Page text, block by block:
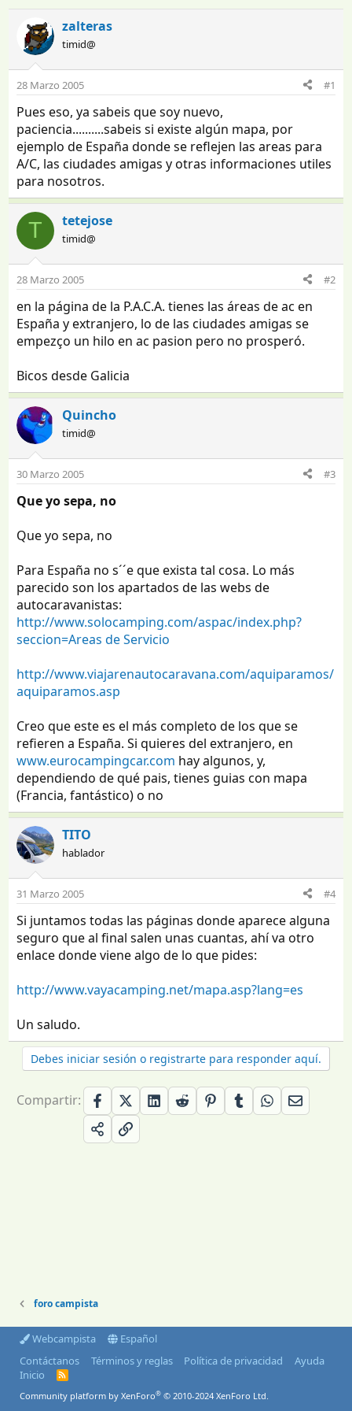
n
i
c
i
a
d
o
r
d
e
l
t
e
m
a
e
c
d
i
n
c
o
zalteras
timid@
28 Marzo 2005 #1
Pues eso, ya sabeis que soy nuevo,
paciencia..........sabeis si existe algún mapa, por
ejemplo de España donde se reflejen las areas para
A/C, las ciudades amigas y otras informaciones utiles
para nosotros.
T tetejose
timid@
28 Marzo 2005 #2
en la página de la P.A.C.A. tienes las áreas de ac en
España y extranjero, lo de las ciudades amigas se
empezço un hilo en ac pasion pero no prosperó.
Bicos desde Galicia
Quincho
timid@
30 Marzo 2005 #3
Que yo sepa, no
Que yo sepa, no
Para España no s´´e que exista tal cosa. Lo más
parecido son los apartados de las webs de
autocaravanistas:
http://www.solocamping.com/aspac/index.php?
seccion=Areas de Servicio
http://www.viajarenautocaravana.com/aquiparamos/
aquiparamos.asp
Creo que este es el más completo de los que se
refieren a España. Si quieres del extranjero, en
www.eurocampingcar.com hay algunos, y,
dependiendo de qué pais, tienes guias con mapa
(Francia, fantástico) o no
TITO
hablador
31 Marzo 2005 #4
Si juntamos todas las páginas donde aparece alguna
seguro que al final salen unas cuantas, ahí va otro
enlace donde viene algo de lo que pides:
http://www.vayacamping.net/mapa.asp?lang=es
Un saludo.
Debes iniciar sesión o registrarte para responder aquí.
Compartir:
foro campista
Webcampista
Español
Contáctanos
Términos y reglas Política de privacidad
Ayuda
Inicio
R
S
Community platform by XenForo® © 2010-2024 XenForo Ltd.